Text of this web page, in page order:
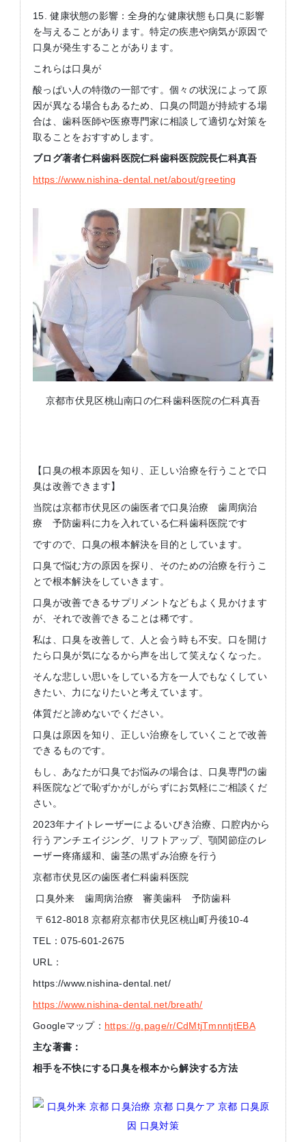
15. 健康状態の影響：全身的な健康状態も口臭に影響
を与えることがあります。特定の疾患や病気が原因で
口臭が発生することがあります。
これらは口臭が
酸っぱい人の特徴の一部です。個々の状況によって原
因が異なる場合もあるため、口臭の問題が持続する場
合は、歯科医師や医療専門家に相談して適切な対策を
取ることをおすすめします。
ブログ著者仁科歯科医院仁科歯科医院院長仁科真吾
https://www.nishina-dental.net/about/greeting
京都市伏見区桃山南口の仁科歯科医院の仁科真吾
【口臭の根本原因を知り、正しい治療を行うことで口
臭は改善できます】
当院は京都市伏見区の歯医者で口臭治療 歯周病治
療 予防歯科に力を入れている仁科歯科医院です
ですので、口臭の根本解決を目的としています。
口臭で悩む方の原因を探り、そのための治療を行うこ
とで根本解決をしていきます。
口臭が改善できるサプリメントなどもよく見かけます
が、それで改善できることは稀です。
私は、口臭を改善して、人と会う時も不安。口を開け
たら口臭が気になるから声を出して笑えなくなった。
そんな悲しい思いをしている方を一人でもなくしてい
きたい、力になりたいと考えています。
体質だと諦めないでください。
口臭は原因を知り、正しい治療をしていくことで改善
できるものです。
もし、あなたが口臭でお悩みの場合は、口臭専門の歯
科医院などで恥ずかがしがらずにお気軽にご相談くだ
さい。
2023年ナイトレーザーによるいびき治療、口腔内から
行うアンチエイジング、リフトアップ、顎関節症のレ
ーザー疼痛緩和、歯茎の黒ずみ治療を行う
京都市伏見区の歯医者仁科歯科医院
口臭外来 歯周病治療 審美歯科 予防歯科
〒612-8018 京都府京都市伏見区桃山町丹後10-4
TEL：075-601-2675
URL：
https://www.nishina-dental.net/
https://www.nishina-dental.net/breath/
Googleマップ： https://g.page/r/CdMtjTmnntjtEBA
主な著書：
相手を不快にする口臭を根本から解決する方法